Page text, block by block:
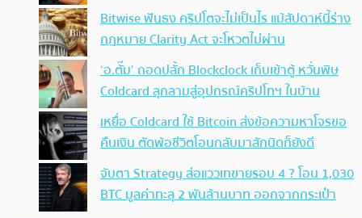
Bitwise ฟันธง คริปโตจะไม่เป็นไร แม้สัปดาห์นี้ร่าง
กฎหมาย Clarity Act จะโหวตไม่ผ่าน
‘อ.ตั๊ม’ ถอดปลั้ก Blockclock เก็บเข้าตู้ หวั่นพิษ
Coldcard ลุกลามสู่อุปกรณ์คริปโทฯ ในบ้าน
เหยื่อ Coldcard ใช้ Bitcoin ส่งข้อความหาโจรขอ
คืนเงิน ตัดพ้อชีวิตโอนกลับมาสักนิดก็ยังดี
จับตา Strategy ส่อแววเทขายรอบ 4 ? โอน 1,030
BTC มูลค่าทะลุ 2 พันล้านบาท ออกจากกระเป๋า